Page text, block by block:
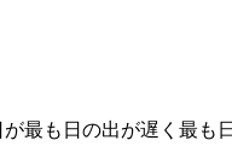
最も日の出が遅く最も